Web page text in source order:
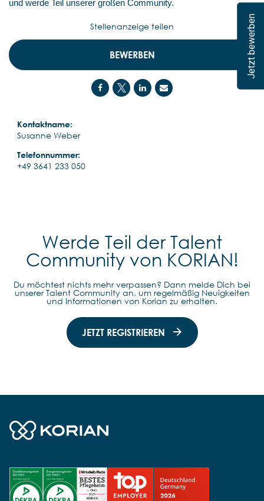
Jetzt bewerben
und werde Teil unserer großen Community.
BEWERBEN
Kontaktname:
Susanne Weber
Telefonnummer:
+49 3641 233 050
Stellenanzeige teilen
Werde Teil der Talent
Community von KORIAN!
Du möchtest nichts mehr verpassen? Dann melde Dich bei
unserer Talent Community an, um regelmäßig Neuigkeiten
und Informationen von Korian zu erhalten.
JETZT REGISTRIEREN